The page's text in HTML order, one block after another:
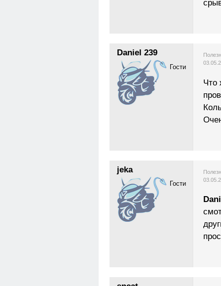
Daniel 239
Гости
Что
jeka
Гости